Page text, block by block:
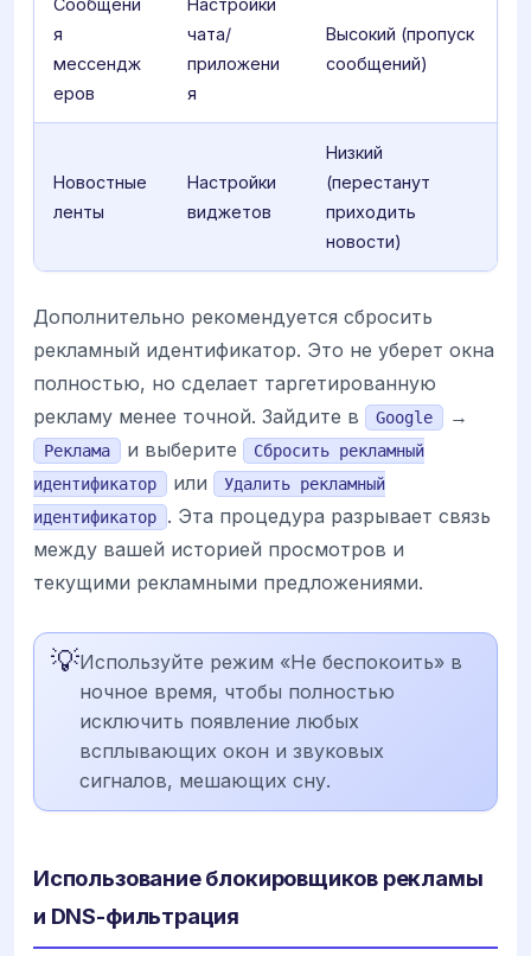
я
мессендж
еров
чата/
приложени
я
Высокий (пропуск
сообщений)
Новостные
ленты
Настройки
виджетов
Низкий
(перестанут
приходить
новости)
Дополнительно рекомендуется сбросить
рекламный идентификатор. Это не уберет окна
полностью, но сделает таргетированную
рекламу менее точной. Зайдите в
Google →
Реклама и выберите
Сбросить рекламный
идентификатор
или
Удалить рекламный
идентификатор
. Эта процедура разрывает связь
между вашей историей просмотров и
текущими рекламными предложениями.
💡Используйте режим «Не беспокоить» в
ночное время, чтобы полностью
исключить появление любых
всплывающих окон и звуковых
сигналов, мешающих сну.
Использование блокировщиков рекламы
и DNS-фильтрация